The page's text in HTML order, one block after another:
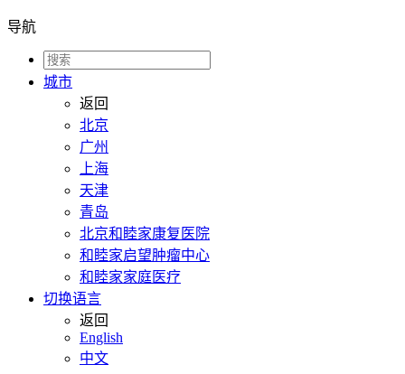
导航
城市
返回
北京
广州
上海
天津
青岛
北京和睦家康复医院
和睦家启望肿瘤中心
和睦家家庭医疗
切换语言
返回
English
中文